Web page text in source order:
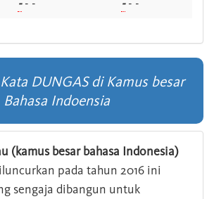
-- - -- -
DUNGAS di Kamus besar
Bahasa Indoensia
(kamus besar bahasa Indonesia)
pada tahun 2016 ini
sengaja dibangun untuk